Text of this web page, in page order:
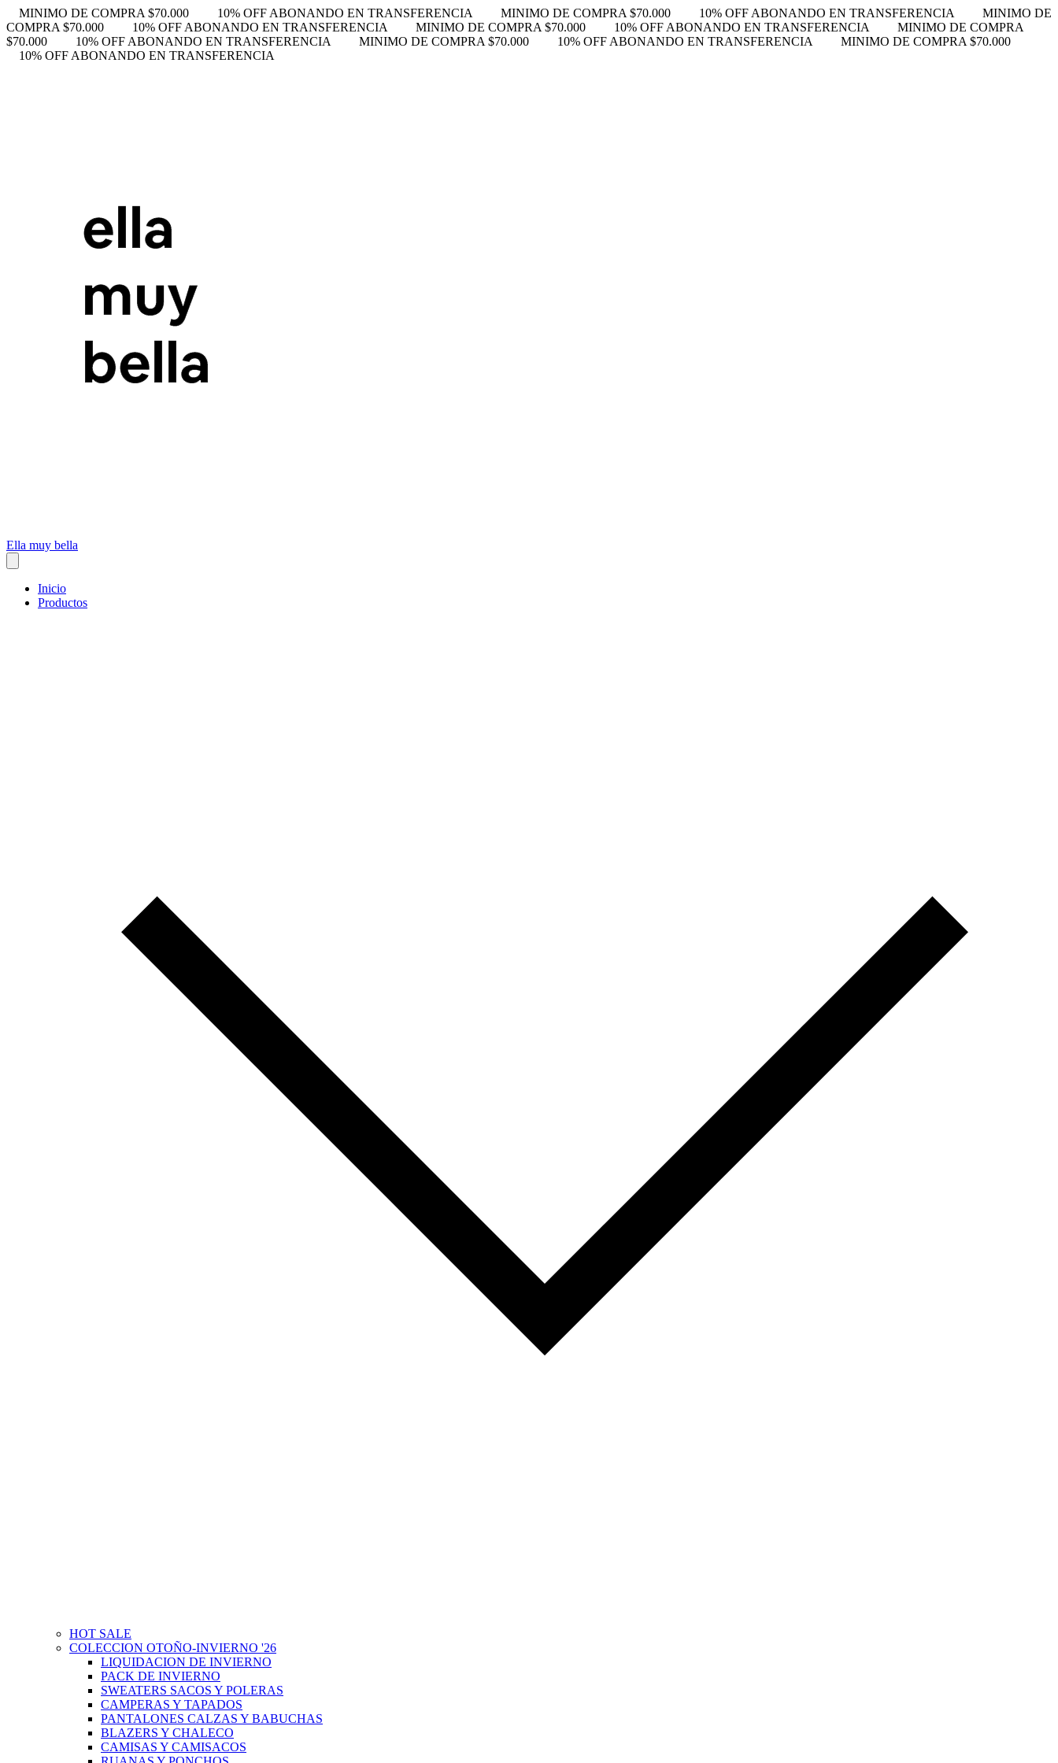
MINIMO DE COMPRA $70.000 10% OFF ABONANDO EN TRANSFERENCIA MINIMO DE COMPRA $70.000 10% OFF ABONANDO EN TRANSFERENCIA
MINIMO DE
COMPRA $70.000
10% OFF ABONANDO EN TRANSFERENCIA MINIMO DE COMPRA $70.000 10% OFF ABONANDO EN TRANSFERENCIA
MINIMO DE COMPRA
$70.000
10% OFF ABONANDO EN TRANSFERENCIA MINIMO DE COMPRA $70.000 10% OFF ABONANDO EN TRANSFERENCIA
MINIMO DE COMPRA $70.000
10% OFF ABONANDO EN TRANSFERENCIA
Ella muy bella
Inicio
Productos
HOT SALE
COLECCION OTOÑO-INVIERNO '26
LIQUIDACION DE INVIERNO
PACK DE INVIERNO
SWEATERS SACOS Y POLERAS
CAMPERAS Y TAPADOS
PANTALONES CALZAS Y BABUCHAS
BLAZERS Y CHALECO
CAMISAS Y CAMISACOS